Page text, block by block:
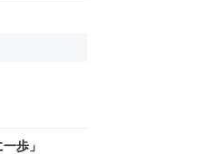
歩」